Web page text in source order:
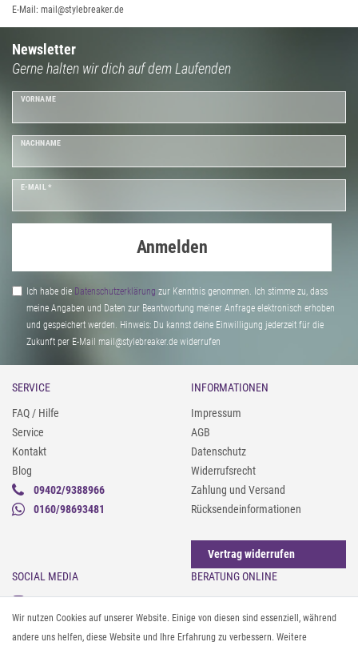
E-Mail: mail@stylebreaker.de
Newsletter
Gerne halten wir dich auf dem Laufenden
VORNAME
NACHNAME
E-MAIL *
Anmelden
Ich habe die Daten­schutz­erklärung zur Kenntnis genommen. Ich stimme zu, dass
meine Angaben und Daten zur Beantwortung meiner Anfrage elektronisch erhoben
und gespeichert werden. Hinweis: Du kannst deine Einwilligung jederzeit für die
Zukunft per E-Mail mail@stylebreaker.de widerrufen
SERVICE
FAQ / Hilfe
Service
Kontakt
Blog
09402/9388966
0160/98693481
INFORMATIONEN
Impressum
AGB
Datenschutz
Widerrufsrecht
Zahlung und Versand
Rücksendeinformationen
Vertrag widerrufen
SOCIAL MEDIA
Instagram
Facebook
Pinterest
BERATUNG ONLINE
Gürtel messen & kürzen
Sonnenbrillen & UV-Schutz
Textilpflege
Wir nutzen Cookies auf unserer Website. Einige von diesen sind essenziell, während
andere uns helfen, diese Website und Ihre Erfahrung zu verbessern. Weitere